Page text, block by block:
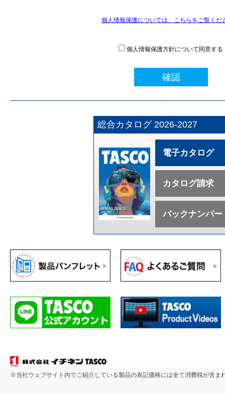
個人情報保護については、こちらをご覧くだ
個人情報保護方針について同意する
確認
総合カタログ 2026-2027
電子カタログ
カタログ請求
バックナンバー
※当社ウェブサイト内でご紹介している製品の表記価格には全て消費税が含ま